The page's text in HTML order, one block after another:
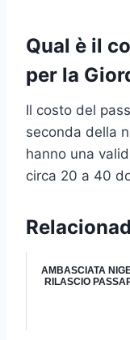
Qual è il
per la
Il costo del
seconda della
hanno una
circa 20 a 40
AMBASCIATA
RILASCIO